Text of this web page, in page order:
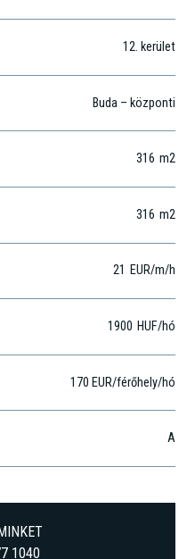
12. kerület
Buda – központi
316 m2
316 m2
21 EUR/m/h
1900 HUF/hó
170 EUR/férőhely/hó
A
1040